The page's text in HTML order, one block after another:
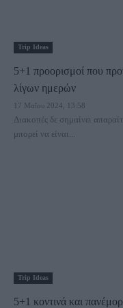
Trip Ideas
5+1 προορισμοί που
λίγων ημερών
17 Μαΐου 2024, 13:58
Διακοπές δε σημαίνει
μπορεί να είναι...
Trip Ideas
5+1 κοντινά και